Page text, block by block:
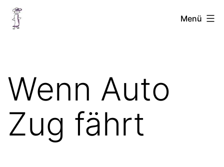
Zum
InhaltChellinchen
Menü
Wenn Auto
Zug fährt